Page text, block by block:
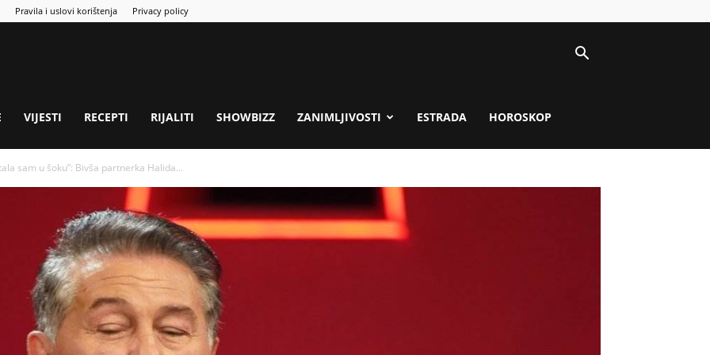
Pravila i uslovi korištenja Privacy policy
VIJESTI RECEPTI RIJALITI SHOWBIZZ ZANIMLJIVOSTI ESTRADA HOROSKOP
sam u šoku”: Bivša partnerka Halida...